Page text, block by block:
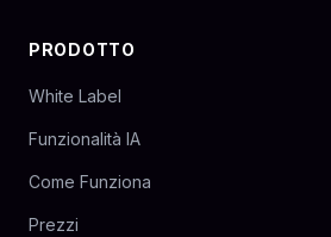
PRODOTTO
White Label
Funzionalità IA
Come Funziona
Prezzi